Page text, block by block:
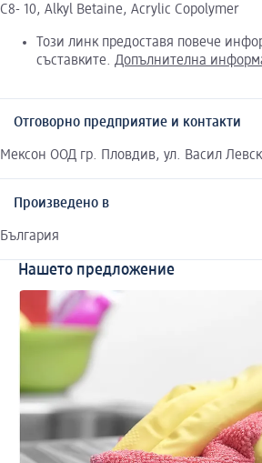
C8- 10, Alkyl Betaine, Acrylic Copolymer
Този линк предоставя повече
съставките. Допълнителна
Отговорно предприятие и контакти
Мексон ООД гр. Пловдив, ул. Васил
Произведено в
България
Нашето предложение